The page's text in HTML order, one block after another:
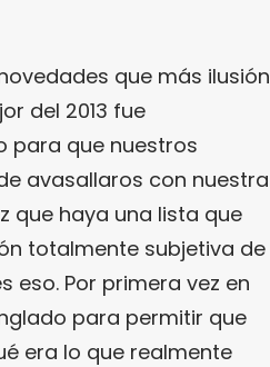
que más ilusión
del 2013 fue
para que nuestros
avasallaros con nuestra
que haya una lista que
totalmente subjetiva de
eso. Por primera vez en
para permitir que
era lo que realmente